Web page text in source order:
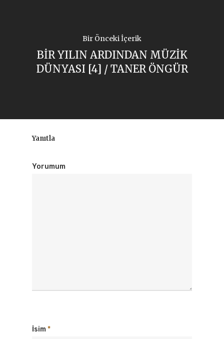
Bir Önceki İçerik
BİR YILIN ARDINDAN MÜZİK
DÜNYASI [4] / TANER ÖNGÜR
Yanıtla
Yorumum
İsim *